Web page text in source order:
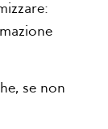
se non